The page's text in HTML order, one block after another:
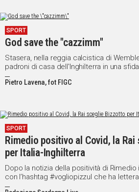
SPORT
God save the "cazzimm"
Stasera, nella reggia calcistica di
padroni di casa dell'Inghilterra in una
spettacolo
Pietro Lavena, fot FIGC
SPORT
Rimedio positivo al Covid, la
per Italia-Inghilterra
Dopo la notizia della positività di
con l’hashtag #vogliopizzul che ha
social